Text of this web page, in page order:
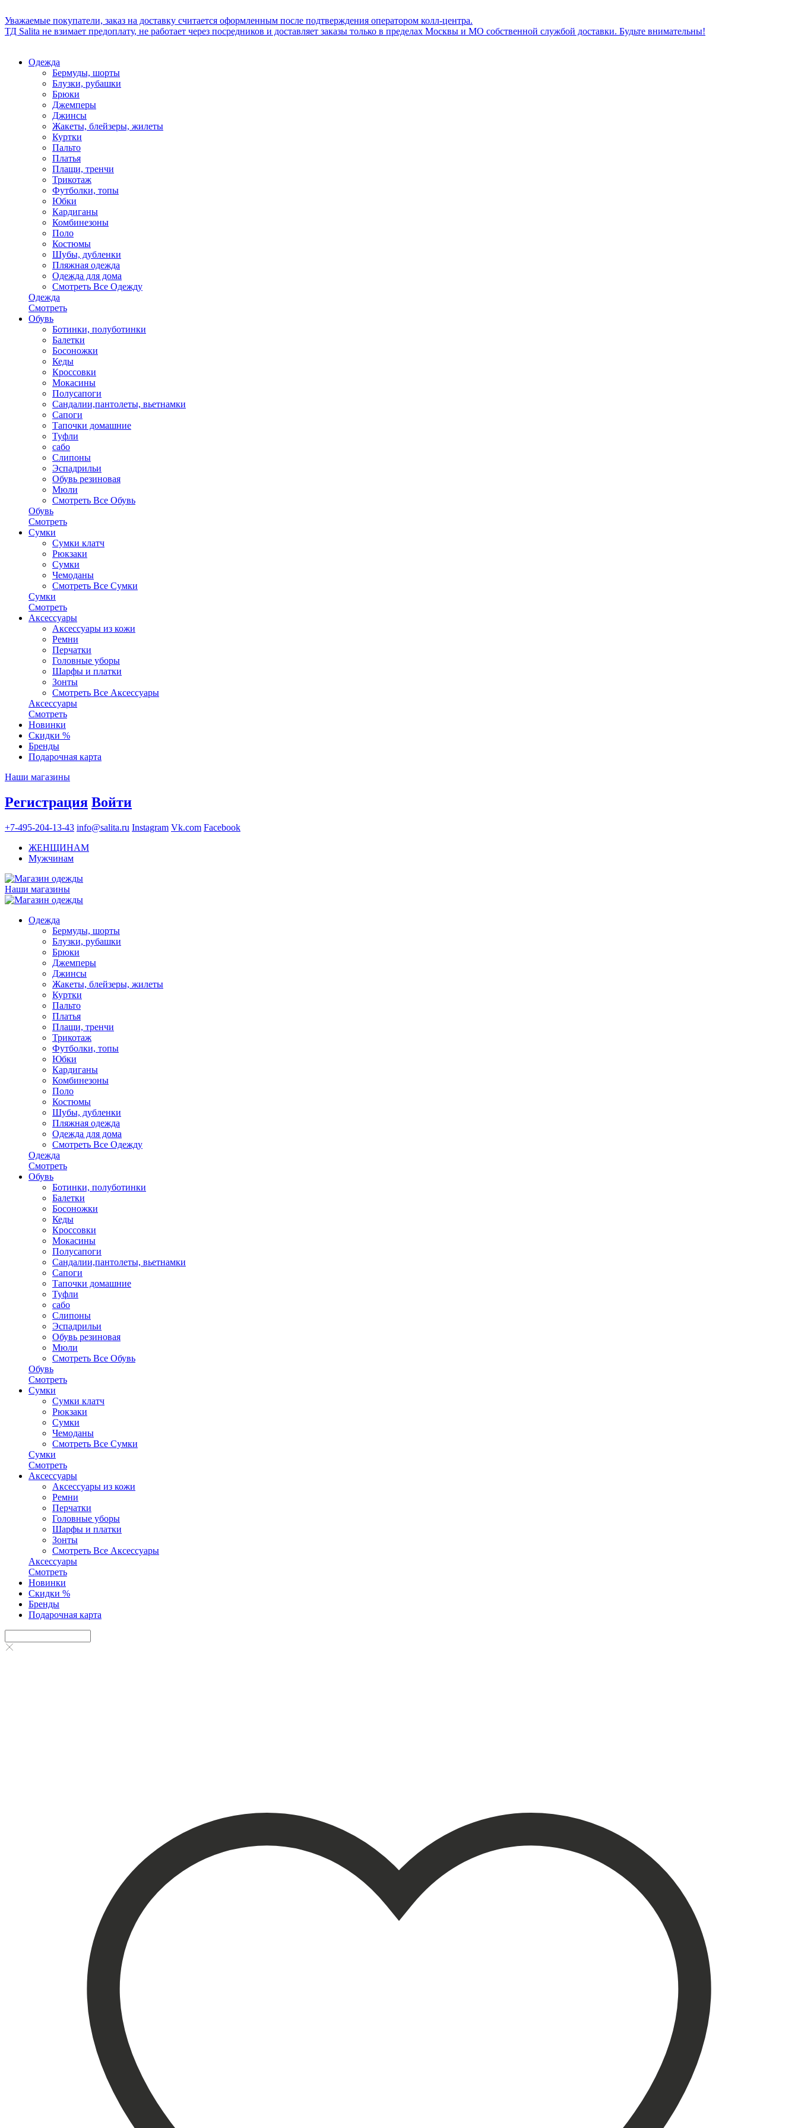
Уважаемые покупатели, заказ на доставку считается оформленным после подтверждения оператором колл-центра.
ТД Salita не взимает предоплату, не работает через посредников и доставляет заказы только в пределах Москвы и МО собственной службой доставки. Будьте внимательны!
Одежда
Бермуды, шорты
Блузки, рубашки
Брюки
Джемперы
Джинсы
Жакеты, блейзеры, жилеты
Куртки
Пальто
Платья
Плащи, тренчи
Трикотаж
Футболки, топы
Юбки
Кардиганы
Комбинезоны
Поло
Костюмы
Шубы, дубленки
Пляжная одежда
Одежда для дома
Смотреть Все Одежду
Одежда
Смотреть
Обувь
Ботинки, полуботинки
Балетки
Босоножки
Кеды
Кроссовки
Мокасины
Полусапоги
Сандалии,пантолеты, вьетнамки
Сапоги
Тапочки домашние
Туфли
сабо
Слипоны
Эспадрильи
Обувь резиновая
Мюли
Смотреть Все Обувь
Обувь
Смотреть
Сумки
Сумки клатч
Рюкзаки
Сумки
Чемоданы
Смотреть Все Сумки
Сумки
Смотреть
Аксессуары
Аксессуары из кожи
Ремни
Перчатки
Головные уборы
Шарфы и платки
Зонты
Смотреть Все Аксессуары
Аксессуары
Смотреть
Новинки
Скидки %
Бренды
Подарочная карта
Наши магазины
Регистрация Войти
+7-495-204-13-43 info@salita.ru Instagram Vk.com Facebook
ЖЕНЩИНАМ
Мужчинам
Наши магазины
Одежда
Бермуды, шорты
Блузки, рубашки
Брюки
Джемперы
Джинсы
Жакеты, блейзеры, жилеты
Куртки
Пальто
Платья
Плащи, тренчи
Трикотаж
Футболки, топы
Юбки
Кардиганы
Комбинезоны
Поло
Костюмы
Шубы, дубленки
Пляжная одежда
Одежда для дома
Смотреть Все Одежду
Одежда
Смотреть
Обувь
Ботинки, полуботинки
Балетки
Босоножки
Кеды
Кроссовки
Мокасины
Полусапоги
Сандалии,пантолеты, вьетнамки
Сапоги
Тапочки домашние
Туфли
сабо
Слипоны
Эспадрильи
Обувь резиновая
Мюли
Смотреть Все Обувь
Обувь
Смотреть
Сумки
Сумки клатч
Рюкзаки
Сумки
Чемоданы
Смотреть Все Сумки
Сумки
Смотреть
Аксессуары
Аксессуары из кожи
Ремни
Перчатки
Головные уборы
Шарфы и платки
Зонты
Смотреть Все Аксессуары
Аксессуары
Смотреть
Новинки
Скидки %
Бренды
Подарочная карта